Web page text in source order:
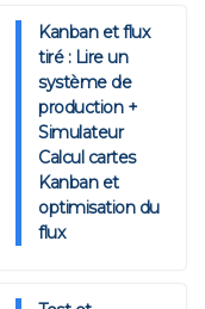
Kanban et flux
tiré : Lire un
système de
production +
Simulateur
Calcul cartes
Kanban et
optimisation du
flux